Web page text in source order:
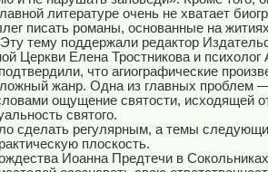
литературе очень не хватает
писать романы, основанные на
тему поддержали редактор
Церкви Елена Тростникова и психолог
что агиографические
жанр. Одна из главных проблем
ощущение святости, исходящей
святого.
сделать регулярным, а темы
плоскость.
Иоанна Предтечи в